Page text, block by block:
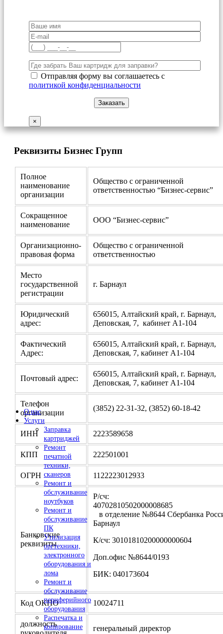
О нас
Услуги
Заправка
картриджей
Ремонт
печатной
техники,
сканеров
Ремонт и
обслуживание
ноутбуков
Ремонт и
обслуживание
ПК
Утилизация
оргтехники,
электронного
оборудования и
лома
Ремонт и
обслуживание
периферийного
оборудования
Распечатка и
копирование
Отправляя форму вы соглашаетесь с
политикой конфиденциальности
×
Реквизиты Бизнес Групп
Полное
наименование
организации
Общество с ограниченной
ответственностью “Бизнес-сервис”
Сокращенное
наименование
ООО “Бизнес-сервис”
Организационно-
правовая форма
Общество с ограниченной
ответственностью
Место
государственной
регистрации
г. Барнаул
Юридический
адрес:
656015, Алтайский край, г. Барнаул,
Деповская, 7, кабинет А1-104
Фактический
Адрес:
656015, Алтайский край, г. Барнаул,
Деповская, 7, кабинет А1-104
Почтовый адрес:
656015, Алтайский край, г. Барнаул,
Деповская, 7, кабинет А1-104
Телефон
организации
(3852) 22-31-32, (3852) 60-18-42
ИНН 2223589658
КПП 222501001
ОГРН 1122223012933
Банковские
реквизиты
Р/сч:
в отделение №8644 Сбербанка
Барнаул
К/сч: 30101810200000000604
Доп.офис №8644/0193
БИК: 040173604
Код ОКПО 10024711
должность
генеральный директор